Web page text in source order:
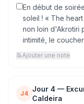
En début de
soleil ! « The
non loin d'Akrotiri
intimité, le
📝Ajouter une note
J4
Jour 4 —
Caldeira